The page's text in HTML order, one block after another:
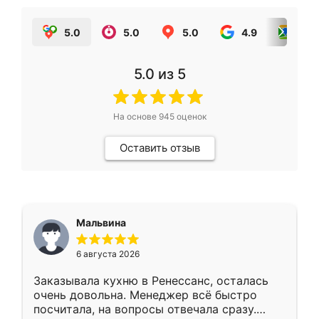
5.0 5.0 5.0 4.9
5.0 из 5
На основе 945оценок
Оставить отзыв
Мальвина
6 августа 2026
Заказывала кухню в Ренессанс, осталась
очень довольна. Менеджер всё быстро
посчитала, на вопросы отвечала сразу.